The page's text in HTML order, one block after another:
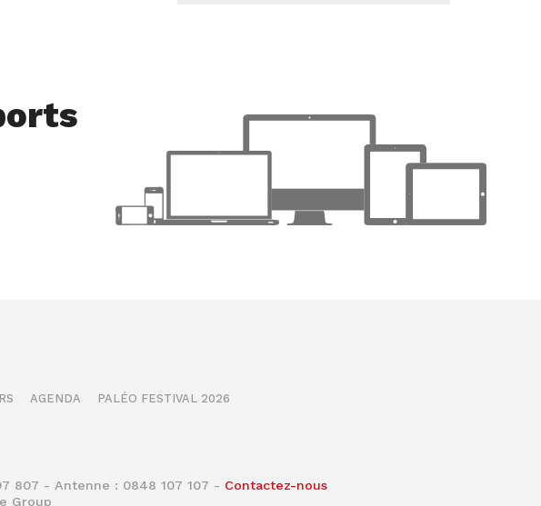
AGENDA PALÉO FESTIVAL 2026
807 - Antenne : 0848 107 107 - Contactez-nous
Group